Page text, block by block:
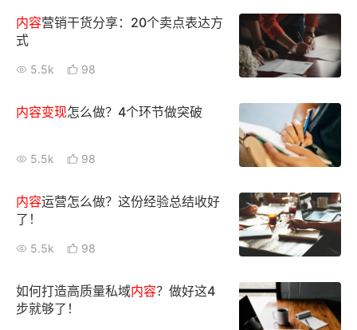
内容营销干货分享：20个卖点表达方
式
5.5k 98
内容变现怎么做？4个环节做突破
5.5k 98
内容运营怎么做？这份经验总结收好
了！
5.5k 98
如何打造高质量私域内容？做好这4
步就够了！